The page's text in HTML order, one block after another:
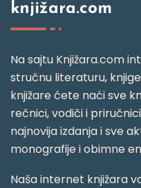
knjižara.com
Na sajtu Knjižara.com
stručnu literaturu,
knjižare ćete naći sve
rečnici, vodiči i
najnovija izdanja i sve
monografije i obimne
Naša internet knjižara